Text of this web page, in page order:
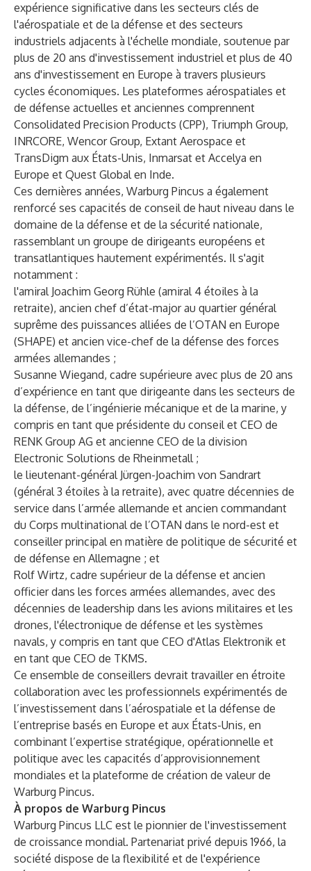
expérience significative dans les secteurs clés de
l'aérospatiale et de la défense et des secteurs
industriels adjacents à l'échelle mondiale, soutenue par
plus de 20 ans d'investissement industriel et plus de 40
ans d'investissement en Europe à travers plusieurs
cycles économiques. Les plateformes aérospatiales et
de défense actuelles et anciennes comprennent
Consolidated Precision Products (CPP), Triumph Group,
INRCORE, Wencor Group, Extant Aerospace et
TransDigm aux États-Unis, Inmarsat et Accelya en
Europe et Quest Global en Inde.
Ces dernières années, Warburg Pincus a également
renforcé ses capacités de conseil de haut niveau dans le
domaine de la défense et de la sécurité nationale,
rassemblant un groupe de dirigeants européens et
transatlantiques hautement expérimentés. Il s'agit
notamment :
l'amiral Joachim Georg Rühle (amiral 4 étoiles à la
retraite), ancien chef d’état-major au quartier général
suprême des puissances alliées de l’OTAN en Europe
(SHAPE) et ancien vice-chef de la défense des forces
armées allemandes ;
Susanne Wiegand, cadre supérieure avec plus de 20 ans
d’expérience en tant que dirigeante dans les secteurs de
la défense, de l’ingénierie mécanique et de la marine, y
compris en tant que présidente du conseil et CEO de
RENK Group AG et ancienne CEO de la division
Electronic Solutions de Rheinmetall ;
le lieutenant-général Jürgen-Joachim von Sandrart
(général 3 étoiles à la retraite), avec quatre décennies de
service dans l’armée allemande et ancien commandant
du Corps multinational de l’OTAN dans le nord-est et
conseiller principal en matière de politique de sécurité et
de défense en Allemagne ; et
Rolf Wirtz, cadre supérieur de la défense et ancien
officier dans les forces armées allemandes, avec des
décennies de leadership dans les avions militaires et les
drones, l'électronique de défense et les systèmes
navals, y compris en tant que CEO d'Atlas Elektronik et
en tant que CEO de TKMS.
Ce ensemble de conseillers devrait travailler en étroite
collaboration avec les professionnels expérimentés de
l’investissement dans l’aérospatiale et la défense de
l’entreprise basés en Europe et aux États-Unis, en
combinant l’expertise stratégique, opérationnelle et
politique avec les capacités d’approvisionnement
mondiales et la plateforme de création de valeur de
Warburg Pincus.
À propos de Warburg Pincus
Warburg Pincus LLC est le pionnier de l'investissement
de croissance mondial. Partenariat privé depuis 1966, la
société dispose de la flexibilité et de l'expérience